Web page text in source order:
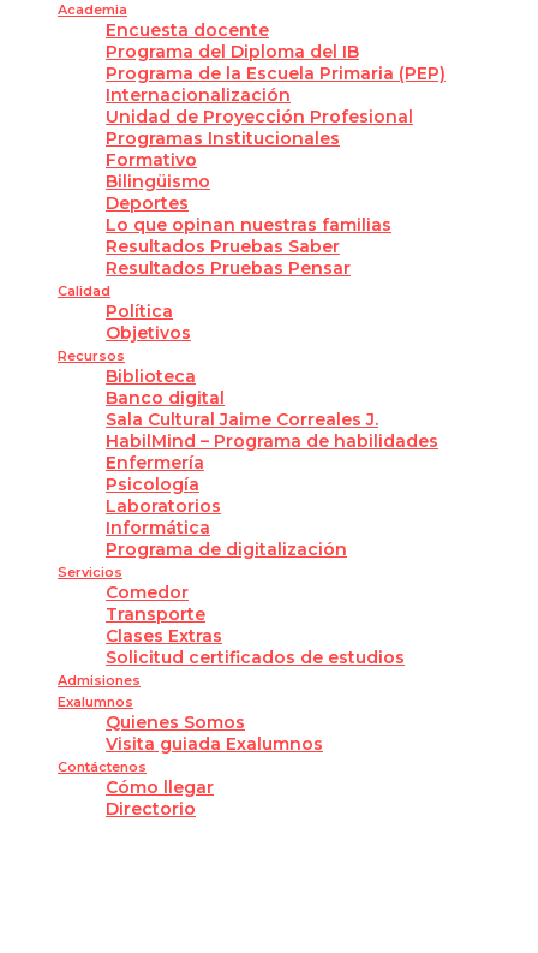
Academia
Encuesta docente
Programa del Diploma del IB
Programa de la Escuela Primaria (PEP)
Internacionalización
Unidad de Proyección Profesional
Programas Institucionales
Formativo
Bilingüismo
Deportes
Lo que opinan nuestras familias
Resultados Pruebas Saber
Resultados Pruebas Pensar
Calidad
Política
Objetivos
Recursos
Biblioteca
Banco digital
Sala Cultural Jaime Correales J.
HabilMind – Programa de habilidades
Enfermería
Psicología
Laboratorios
Informática
Programa de digitalización
Servicios
Comedor
Transporte
Clases Extras
Solicitud certificados de estudios
Admisiones
Exalumnos
Quienes Somos
Visita guiada Exalumnos
Contáctenos
Cómo llegar
Directorio